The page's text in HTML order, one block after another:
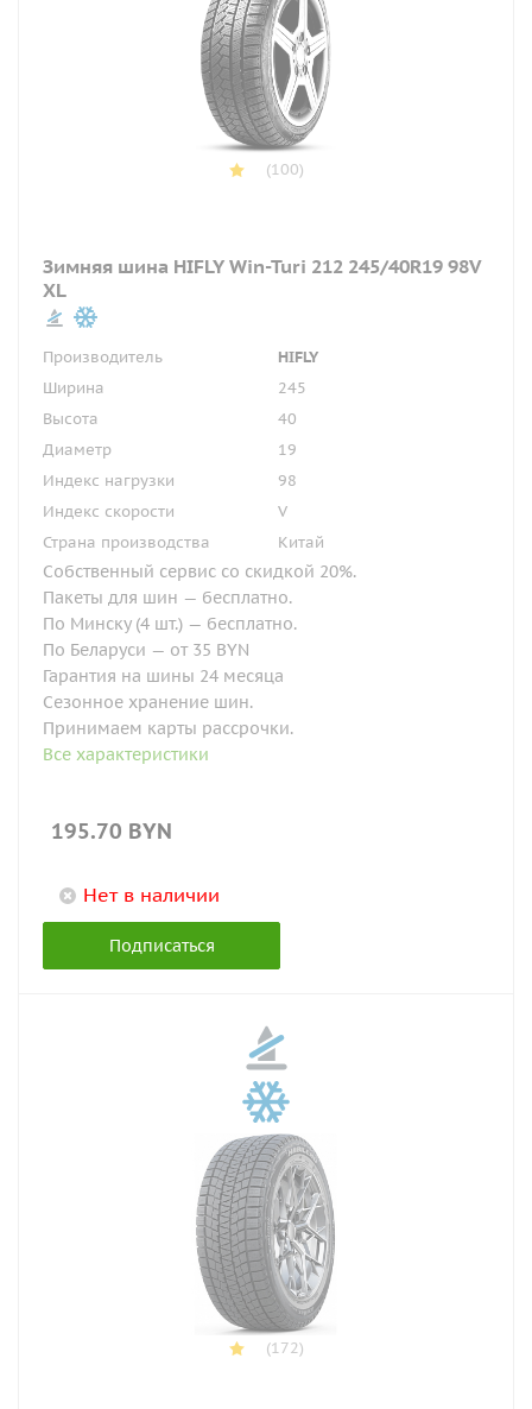
(100)
Зимняя шина HIFLY Win-Turi 212 245/40R19 98V
XL
Производитель
HIFLY
Ширина
245
Высота
40
Диаметр
19
Индекс нагрузки
98
Индекс скорости
V
Страна производства
Китай
Собственный сервис со скидкой 20%.
Пакеты для шин — бесплатно.
По Минску (4 шт.) — бесплатно.
По Беларуси — от 35 BYN
Гарантия на шины 24 месяца
Сезонное хранение шин.
Принимаем карты рассрочки.
Все характеристики
195.70 BYN
Нет в наличии
Подписаться
(172)